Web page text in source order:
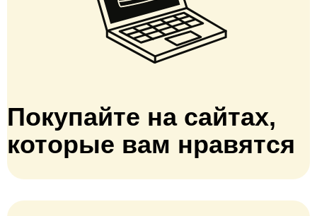
Покупайте на сайтах,
которые вам нравятся